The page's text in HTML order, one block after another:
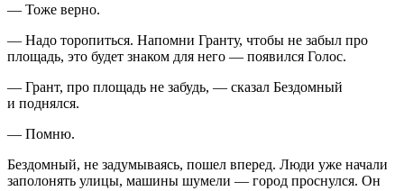
— Тоже верно.
— Надо торопиться. Напомни Гранту, чтобы не забыл про
площадь, это будет знаком для него — появился Голос.
— Грант, про площадь не забудь, — сказал Бездомный
и поднялся.
— Помню.
Бездомный, не задумываясь, пошел вперед. Люди уже начали
заполонять улицы, машины шумели — город проснулся. Он